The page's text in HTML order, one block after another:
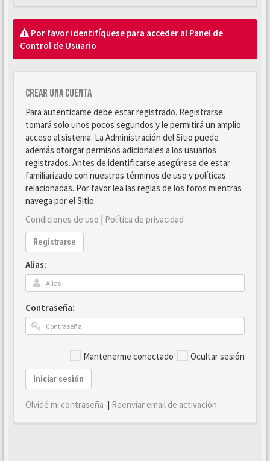
Por favor identifíquese para acceder al Panel de
Control de Usuario
Crear una cuenta
Para autenticarse debe estar registrado. Registrarse
tomará solo unos pocos segundos y le permitirá un amplio
acceso al sistema. La Administración del Sitio puede
además otorgar permisos adicionales a los usuarios
registrados. Antes de identificarse asegúrese de estar
familiarizado con nuestros términos de uso y políticas
relacionadas. Por favor lea las reglas de los foros mientras
navega por el Sitio.
Condiciones de uso | Política de privacidad
Registrarse
Alias:
Contraseña:
Mantenerme conectado Ocultar sesión
Iniciar sesión
Olvidé mi contraseña | Reenviar email de activación